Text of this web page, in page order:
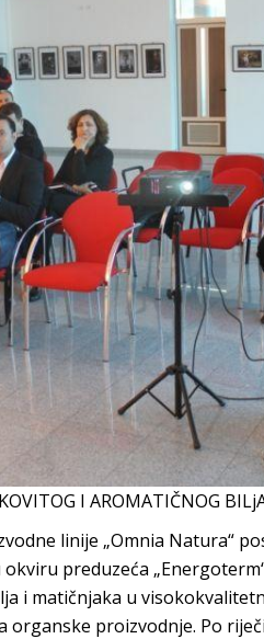
I AROMATIČNOG
linije „Omnia Natura“
preduzeća
i matičnjaka u
proizvodnje. Po